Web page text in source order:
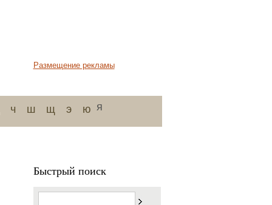
Размещение рекламы
ч ш щ э ю я
Быстрый поиск